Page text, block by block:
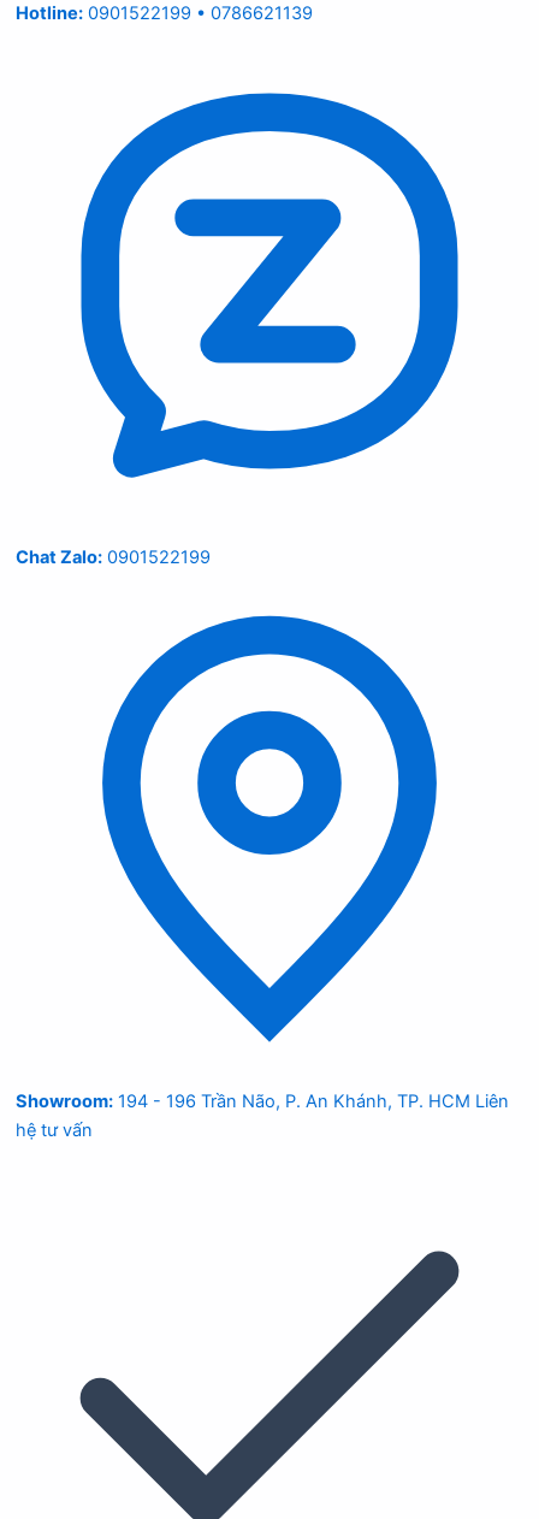
Hotline: 0901522199 • 0786621139
Chat Zalo: 0901522199
Showroom: 194 - 196 Trần Não, P. An Khánh, TP. HCM Liên
hệ tư vấn